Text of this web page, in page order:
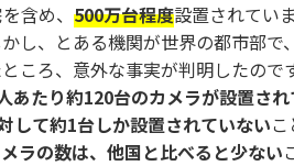
含め、 500万台程度設置されてい
し、とある機関が世界の都市部で
ころ、意外な事実が判明したので
あたり約120台のカメラが設置され
して約1台しか設置されていない
ラの数は、他国と比べると少ない